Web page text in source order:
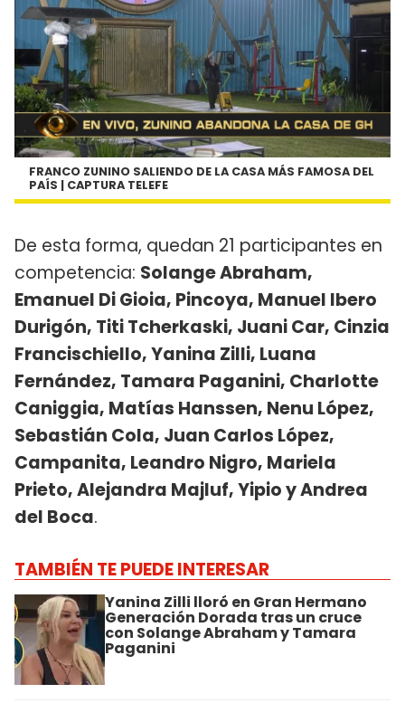
FRANCO ZUNINO SALIENDO DE LA CASA MÁS FAMOSA DEL
PAÍS | CAPTURA TELEFE
De esta forma, quedan 21 participantes en
competencia: Solange Abraham,
Emanuel Di Gioia, Pincoya, Manuel Ibero
Durigón, Titi Tcherkaski, Juani Car, Cinzia
Francischiello, Yanina Zilli, Luana
Fernández, Tamara Paganini, Charlotte
Caniggia, Matías Hanssen, Nenu López,
Sebastián Cola, Juan Carlos López,
Campanita, Leandro Nigro, Mariela
Prieto, Alejandra Majluf, Yipio y Andrea
del Boca.
TAMBIÉN TE PUEDE INTERESAR
Yanina Zilli lloró en Gran Hermano
Generación Dorada tras un cruce
con Solange Abraham y Tamara
Paganini